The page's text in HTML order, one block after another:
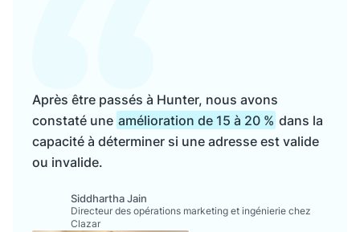
Après être passés à Hunter, nous avons
constaté une amélioration de 15 à 20 % dans la
capacité à déterminer si une adresse est valide
ou invalide.
Siddhartha Jain
Directeur des opérations marketing et ingénierie chez
Clazar